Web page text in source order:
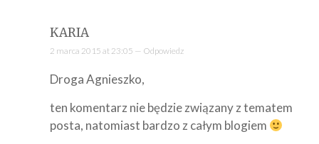
KARIA
2 marca 2015 at 23:05 — Odpowiedz
Droga Agnieszko,
ten komentarz nie będzie związany z tematem
posta, natomiast bardzo z całym blogiem